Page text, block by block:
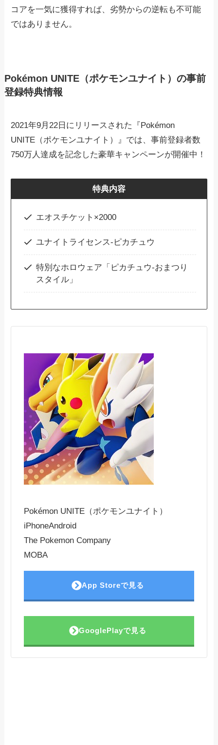
コアを一気に獲得すれば、劣勢からの逆転も不可能
ではありません。
Pokémon UNITE（ポケモンユナイト）の事前
登録特典情報
2021年9月22日にリリースされた『Pokémon
UNITE（ポケモンユナイト）』では、事前登録者数
750万人達成を記念した豪華キャンペーンが開催中！
特典内容
エオスチケット×2000
ユナイトライセンス‐ピカチュウ
特別なホロウェア「ピカチュウ‐おまつり
スタイル」
Pokémon UNITE（ポケモンユナイト）
iPhoneAndroid
The Pokemon Company
MOBA
App Storeで見る
GooglePlayで見る